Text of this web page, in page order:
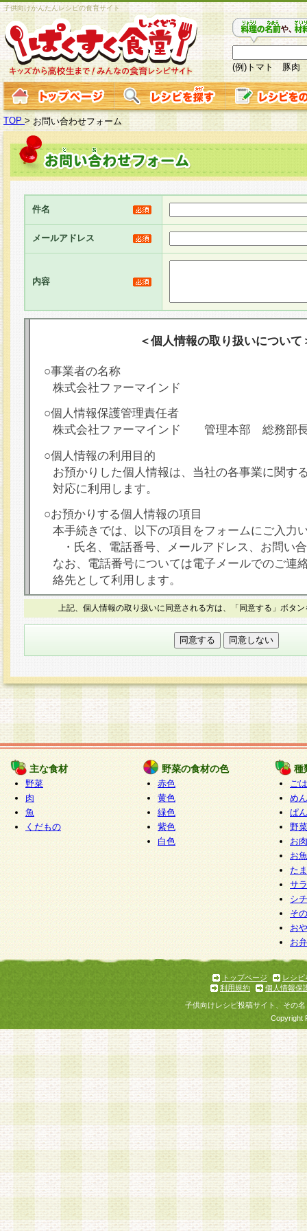
子供向けかんたんレシピの食育サイト
(例)トマト 豚肉
TOP > お問い合わせフォーム
件名
メールアドレス
内容
＜個人情報の取り扱いについて
○事業者の名称
株式会社ファーマインド
○個人情報保護管理責任者
株式会社ファーマインド 管理本部 総務部
○個人情報の利用目的
お預かりした個人情報は、当社の各事業に関す
対応に利用します。
○お預かりする個人情報の項目
本手続きでは、以下の項目をフォームにご入力
・氏名、電話番号、メールアドレス、お問い
なお、電話番号については電子メールでのご連
絡先として利用します。
○本人が容易に認識できない方法による個人情報
本フォームでは、セッション管理のためCookie
○個人情報の第三者提供について
力いただく個人情報は第三者に提供しません。
○個人情報の委託について
個人情報の取り扱いを外部に委託する場合は、
情報管理基準を満たす企業を選定して委託を行
が行われるよう監督します。
○開示対象個人情報の開示等および問い合わせ窓口
本人からの求めにより、当社が本件により取得
報の利用目的の通知・開示・内容の訂正・追加
停止・消去及び第三者への提供の禁止（以下、
といいます。）に応じます。
開示等に応じる窓口は以下になります。
ぱくすく食堂個人情報お客様相談窓口 paku-
m
個人情報を与えることは任意ですが、個人情報
意をいただけない場合には、当社のサービスの
お問い合わせ・ご相談への対応ができない場合
上記、個人情報の取り扱いに同意される方は、「同意する」ボタ
主な食材
野菜
肉
魚
くだもの
野菜の食材の色
赤色
黄色
緑色
紫色
白色
種
ご
めん
ぱん
野
お
お
た
サ
シ
そ
お
お
トップページ
レシピ
利用規約
個人情報保
子供向けレシピ投稿サイト、その
Copyright